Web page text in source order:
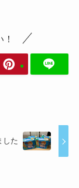
した